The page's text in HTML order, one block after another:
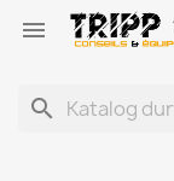

search